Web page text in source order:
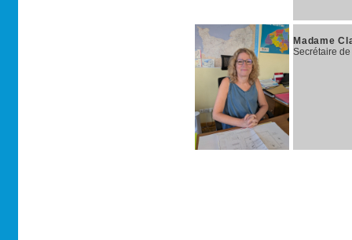
Madame
Secrétaire